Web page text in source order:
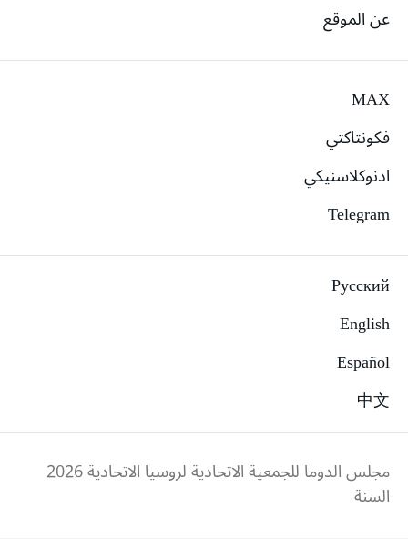
عن الموقع
MAX
فكونتاكتي
ادنوكلاسنيكي
Telegram
Русский
English
Español
中文
مجلس الدوما للجمعية الاتحادية لروسيا الاتحادية2026
السنة